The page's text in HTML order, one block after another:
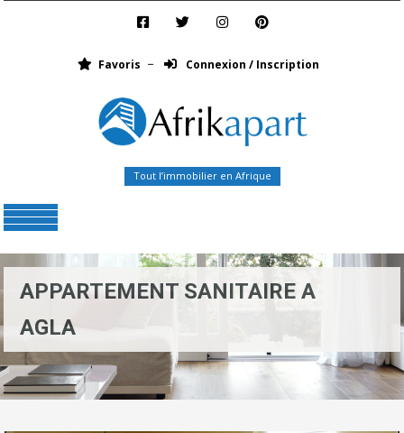
Favoris Connexion / Inscription
Tout l’immobilier en Afrique
APPARTEMENT SANITAIRE A
AGLA